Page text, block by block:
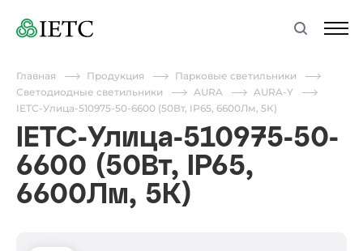
Главная Продукция
Парковые светильники
Светодиодные светильники
AURA
AURA-Y
IETC-Улица-510975-50-6600 (50Вт, IP65, 6600Лм, 5К)
IETC-Улица-510975-50-
6600 (50Вт, IP65,
6600Лм, 5К)